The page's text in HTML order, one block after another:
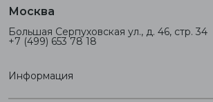
Москва
Большая Серпуховская ул., д. 46, стр. 34
+7 (499) 653 78 18
Информация